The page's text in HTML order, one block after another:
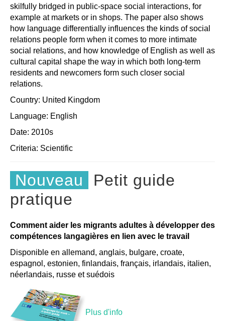
skilfully bridged in public-space social interactions, for
example at markets or in shops. The paper also shows
how language differentially influences the kinds of social
relations people form when it comes to more intimate
social relations, and how knowledge of English as well as
cultural capital shape the way in which both long-term
residents and newcomers form such closer social
relations.
Country: United Kingdom
Language: English
Date: 2010s
Criteria: Scientific
Nouveau
Petit guide
pratique
Comment aider les migrants adultes à développer des
compétences langagières en lien avec le travail
Disponible en allemand, anglais, bulgare, croate,
espagnol, estonien, finlandais, français, irlandais, italien,
néerlandais, russe et suédois
Plus d'info